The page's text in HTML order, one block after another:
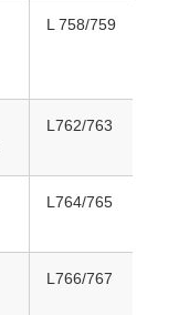
L 758/759
L762/763
L764/765
L766/767